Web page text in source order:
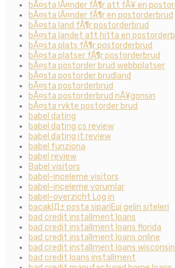
bÃ¤sta lÃ¤nder fÃ¶r att fÃ¥ en
bÃ¤sta lÃ¤nder fÃ¶r en postorderbrud
bÃ¤sta land fÃ¶r postorderbrud
bÃ¤sta landet att hitta en
bÃ¤sta plats fÃ¶r postorderbrud
bÃ¤sta platser fÃ¶r postorderbrud
bÃ¤sta postorder brud webbplatser
bÃ¤sta postorder brudland
bÃ¤sta postorderbrud
bÃ¤sta postorderbrud nÃ¥gonsin
bÃ¤sta rykte postorder brud
babel dating
babel dating cs review
babel dating it review
babel funziona
babel review
Babel visitors
babel-inceleme visitors
babel-inceleme yorumlar
babel-overzicht Log in
bacaklД± posta sipariЕџi gelin siteleri
bad credit installment loans
bad credit installment loans florida
bad credit installment loans online
bad credit installment loans wisconsin
bad credit loans installment